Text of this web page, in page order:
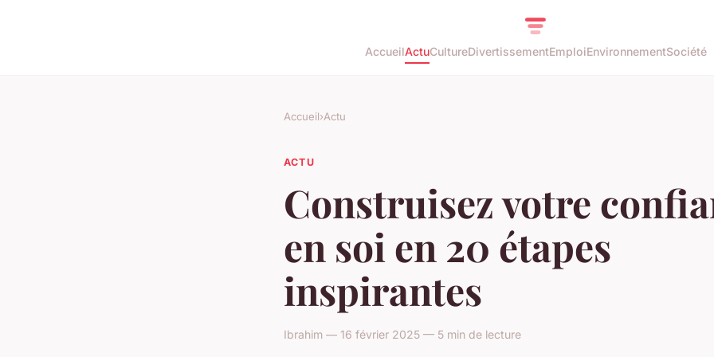
AccueilActuCultureDivertissementEmploiEnvironnementSociété
Accueil›Actu
ACTU
Construisez votre
en soi en 20 étapes
inspirantes
Ibrahim — 16 février 2025 — 5 min de lecture